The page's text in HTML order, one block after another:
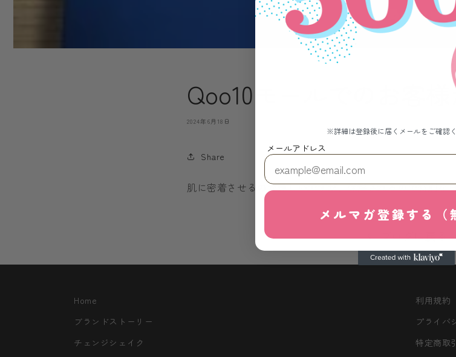
Qoo10モールでのお客様
2024年6月18日
Share
肌に密着させるのが難しいですが、保湿されるので特別な
ブログに戻る
Home
ブランドストーリー
チェンジシェイク
利用規約
プライバ
特定商取
※詳細は登録後に届くメールをご確認く
メールアドレス
メルマガ登録する（